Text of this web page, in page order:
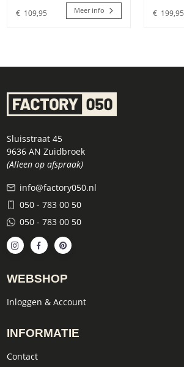
€ 109,95 Meer info € 199,95
Sluisstraat 45
9636 AN Zuidbroek
(Alleen op afspraak)
info@factory050.nl
050 - 783 00 50
050 - 783 00 50
WEBSHOP
Inloggen & Account
INFORMATIE
Contact